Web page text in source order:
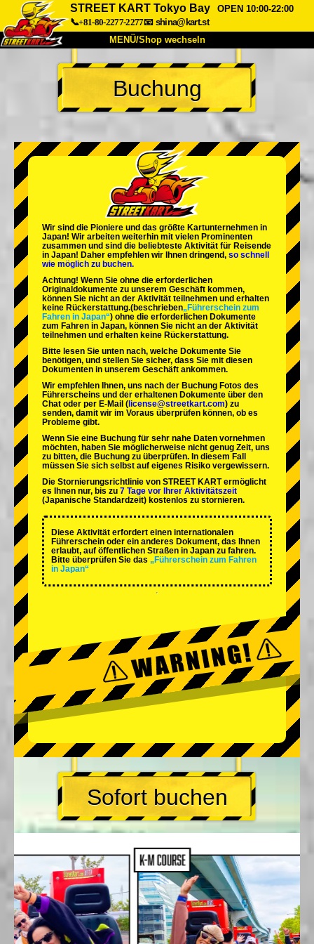
STREET KART Tokyo Bay
OPEN 10:00-22:00
📞+81-80-2277-2277📧 shina@kart.st
MENÜ/Shop wechseln
START
Über uns Spezifikationen Preise
Unternehmen Buchung
Shop wechseln
Tokio Shinagawa Tokio Akihabara#1
Tokio Akihabara#2
Tokio Shibuya Annex Tokio Bucht
Tokio Asakusa Osaka
Okinawa
Buchung
Wir sind die Pioniere und das größte Kartunternehmen in
Japan! Wir arbeiten weiterhin mit vielen Prominenten
zusammen und sind die beliebteste Aktivität für Reisende
in Japan! Daher empfehlen wir Ihnen dringend, so schnell
wie möglich zu buchen.
Achtung! Wenn Sie ohne die erforderlichen
Originaldokumente zu unserem Geschäft kommen,
können Sie nicht an der Aktivität teilnehmen und erhalten
keine Rückerstattung.(beschrieben„Führerschein zum
Fahren in Japan“) ohne die erforderlichen Dokumente
zum Fahren in Japan, können Sie nicht an der Aktivität
teilnehmen und erhalten keine Rückerstattung.
Bitte lesen Sie unten nach, welche Dokumente Sie
benötigen, und stellen Sie sicher, dass Sie mit diesen
Dokumenten in unserem Geschäft ankommen.
Wir empfehlen Ihnen, uns nach der Buchung Fotos des
Führerscheins und der erhaltenen Dokumente über den
Chat oder per E-Mail ( license@streetkart.com) zu
senden, damit wir im Voraus überprüfen können, ob es
Probleme gibt.
Wenn Sie eine Buchung für sehr nahe Daten vornehmen
möchten, haben Sie möglicherweise nicht genug Zeit, uns
zu bitten, die Buchung zu überprüfen. In diesem Fall
müssen Sie sich selbst auf eigenes Risiko vergewissern.
Die Stornierungsrichtlinie von STREET KART ermöglicht
es Ihnen nur, bis zu 7 Tage vor Ihrer Aktivitätszeit
(Japanische Standardzeit) kostenlos zu stornieren.
Diese Aktivität erfordert einen internationalen
Führerschein oder ein anderes Dokument, das Ihnen
erlaubt, auf öffentlichen Straßen in Japan zu fahren.
Bitte überprüfen Sie das „Führerschein zum Fahren
in Japan“
Sofort buchen